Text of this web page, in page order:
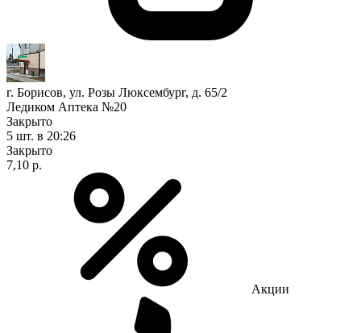
г. Борисов, ул. Розы Люксембург, д. 65/2
Ледиком Аптека №20
Закрыто
5 шт. в 20:26
Закрыто
7,10 р.
Акции